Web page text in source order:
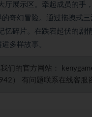
厅展示区。牵起成员的手
的奇幻冒险。通过拖拽式
忆碎片。在跌宕起伏的剧
多样故事。
们的官方网站：
） 有问题联系在线客服